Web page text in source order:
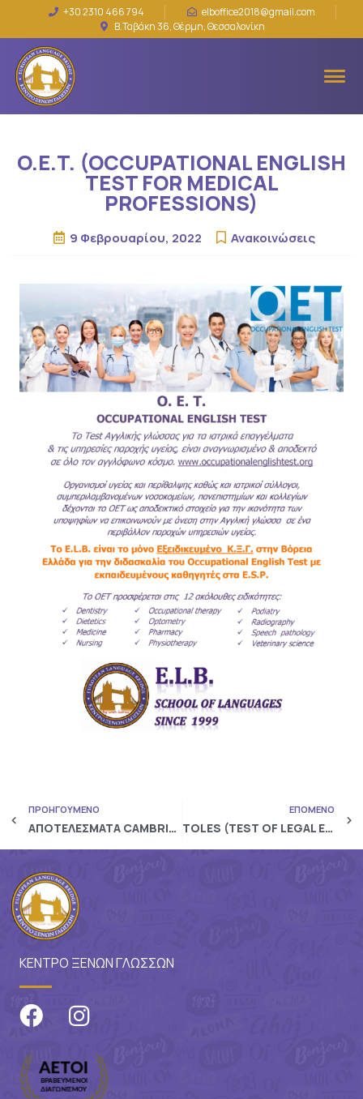
+30 2310 466 794
elboffice2018@gmail.com
Β.Ταβάκη 36, Θέρμη, Θεσσαλονίκη
O.E.T. (OCCUPATIONAL ENGLISH
TEST FOR MEDICAL
PROFESSIONS)
9 Φεβρουαρίου, 2022 Ανακοινώσεις
ΠΡΟΗΓΟΥΜΕΝΟ
ΑΠΟΤΕΛΕΣΜΑΤΑ CAMBRIDGE PROFICIENCY – ΔΕΚΕΜΒΡΙΟΣ 2021
ΕΠΟΜΕΝΟ
TOLES (TEST OF LEGAL ENGLISH SKILLS)
ΚΕΝΤΡΟ ΞΕΝΩΝ ΓΛΩΣΣΩΝ